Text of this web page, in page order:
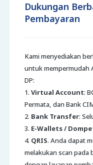
Dukungan
Pembayaran
Kami menyediakan
untuk mempermudah
DP:
1. Virtual Account:
Permata, dan Bank
2. Bank Transfer:
3. E-Wallets /
4. QRIS. Anda dapat
melakukan scan pada